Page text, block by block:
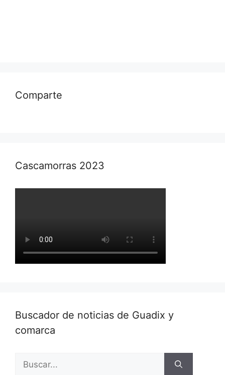
Comparte
Cascamorras 2023
Buscador de noticias de Guadix y
comarca